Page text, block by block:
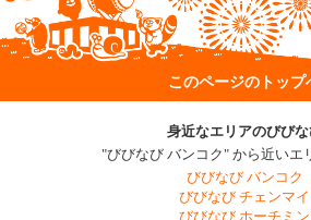
このページのトップ
身近なエリアのびびな
"びびなび バンコク" から近いエ
びびなび バンコク
びびなび チェンマイ
びびなび ホーチミン